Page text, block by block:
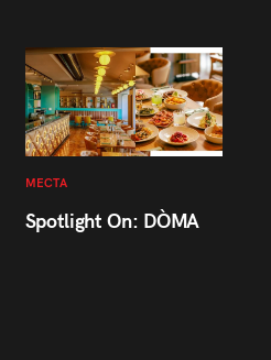
МЕСТА
Spotlight On: DÒMA